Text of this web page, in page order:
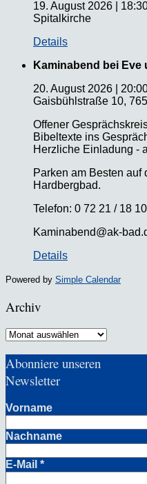
19. August 2026
Spitalkirche
Details
Kaminabend bei Eve
20. August 2026
Gaisbühlstraße 10,
Offener
Bibeltexte ins
Herzliche Einladung -
Parken am Besten auf
Hardbergbad.
Telefon: 0 72 21 / 18
Kaminabend@ak-
Details
Powered by Simple Calendar
Archiv
Archiv
Abonniere unseren
Newsletter
Vorname
Nachname
E-Mail *